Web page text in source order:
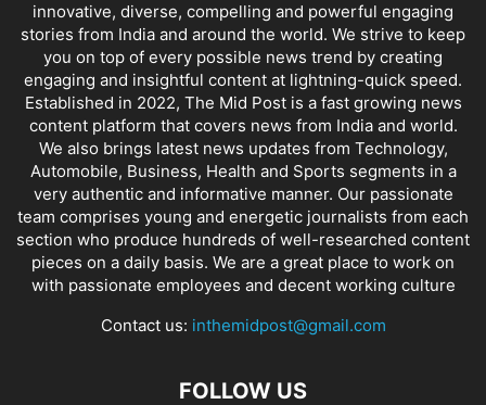
innovative, diverse, compelling and powerful engaging
stories from India and around the world. We strive to keep
you on top of every possible news trend by creating
engaging and insightful content at lightning-quick speed.
Established in 2022, The Mid Post is a fast growing news
content platform that covers news from India and world.
We also brings latest news updates from Technology,
Automobile, Business, Health and Sports segments in a
very authentic and informative manner. Our passionate
team comprises young and energetic journalists from each
section who produce hundreds of well-researched content
pieces on a daily basis. We are a great place to work on
with passionate employees and decent working culture
Contact us: inthemidpost@gmail.com
FOLLOW US